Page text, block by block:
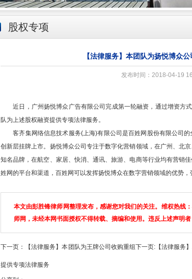
股权专项
【法律服务】本团队为扬悦博众
发布时间：2018-04-19
近日，广州扬悦博众广告有限公司完成第一轮融资，通过增资方
队为上述股权融资提供专项法律服务。
客齐集网络信息技术服务(上海)有限公司是百姓网股份有限公司的
创新层挂牌上市。扬悦博众公司专注于数字化营销领域，在广州、北
知名品牌，在航空、家居、快消、通讯、旅游、电商等行业均有营销
姓网的平台和渠道，百姓网可以发挥扬悦博众在数字营销领域的优势，
本文由彭胜锋律师网整理发布，感谢您对我们的关注。维权热线
师网，未经本网书面授权不得转载、摘编和使用。违反上述声明者
下一页: 【法律服务
下一页： 【法律服务】本团队为王牌公司收购重组
提供专项法律服务